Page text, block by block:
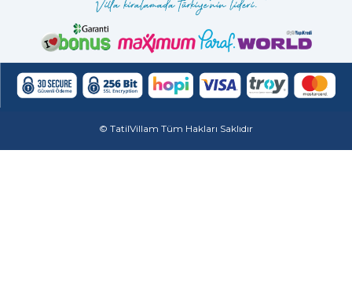
Turgutreis’te villa kiralarken konut
özelliklerinin yanı sıra konuma göre
tercihlerde bulunabilirsiniz. Örneğin denize
kolay ulaşım için kıyı kesimindeki
seçeneklere yönelebilirsiniz. Doğayla iç içe
© TatilVillam Tüm Hakları Saklıdır